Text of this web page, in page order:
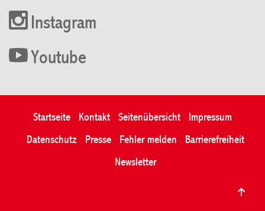
Instagram
Youtube
Startseite Kontakt Seitenübersicht
Impressum
Datenschutz
Presse Fehler melden
Barrierefreiheit
Newsletter